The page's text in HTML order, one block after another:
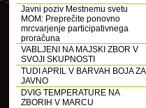
Javni poziv Mestnemu svetu
MOM: Preprečite ponovno
mrcvarjenje participativnega
proračuna
VABLJENI NA MAJSKI ZBOR V
SVOJI SKUPNOSTI
TUDI APRIL V BARVAH BOJA ZA
JAVNO
DVIG TEMPERATURE NA
ZBORIH V MARCU